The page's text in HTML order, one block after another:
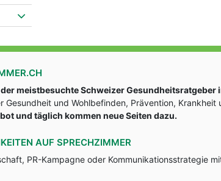
meistbesuchte Schweizer Gesundheitsratgeber
Gesundheit und Wohlbefinden, Prävention, Krankheit
und täglich kommen neue Seiten dazu.
AUF SPRECHZIMMER
PR-Kampagne oder Kommunikationsstrategie